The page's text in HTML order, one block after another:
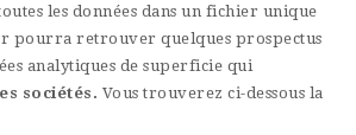
les données dans un fichier unique
pourra retrouver quelques prospectus
analytiques de superficie qui
sociétés. Vous trouverez ci-dessous la